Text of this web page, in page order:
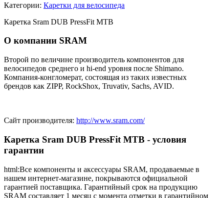
Категории: Каретки для велосипеда
Каретка Sram DUB PressFit MTB
О компании SRAM
Второй по величине производитель компонентов для
велосипедов среднего и hi-end уровня после Shimano.
Компания-конгломерат, состоящая из таких известных
брендов как ZIPP, RockShox, Truvativ, Sachs, AVID.
Сайт производителя: http://www.sram.com/
Каретка Sram DUB PressFit MTB - условия
гарантии
html:Все компоненты и аксессуары SRAM, продаваемые в
нашем интернет-магазине, покрываются официальной
гарантией поставщика. Гарантийный срок на продукцию
SRAM составляет 1 месяц с момента отметки в гарантийном